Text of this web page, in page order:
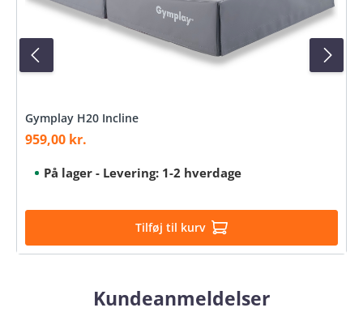
Gymplay H20 Incline
Salgspris:
959,00 kr.
På lager - Levering: 1-2 hverdage
Tilføj til kurv
Kundeanmeldelser